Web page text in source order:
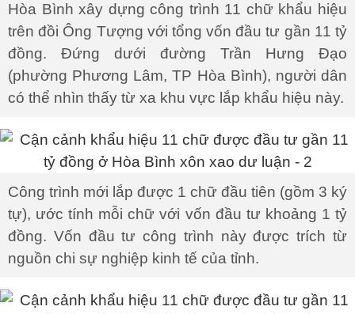
Hòa Bình xây dựng công trình 11 chữ khẩu hiệu
trên đồi Ông Tượng với tổng vốn đầu tư gần 11 tỷ
đồng. Đứng dưới đường Trần Hưng Đạo
(phường Phương Lâm, TP Hòa Bình), người dân
có thể nhìn thấy từ xa khu vực lắp khẩu hiệu này.
Công trình mới lắp được 1 chữ đầu tiên (gồm 3 ký
tự), ước tính mỗi chữ với vốn đầu tư khoảng 1 tỷ
đồng. Vốn đầu tư công trình này được trích từ
nguồn chi sự nghiệp kinh tế của tỉnh.